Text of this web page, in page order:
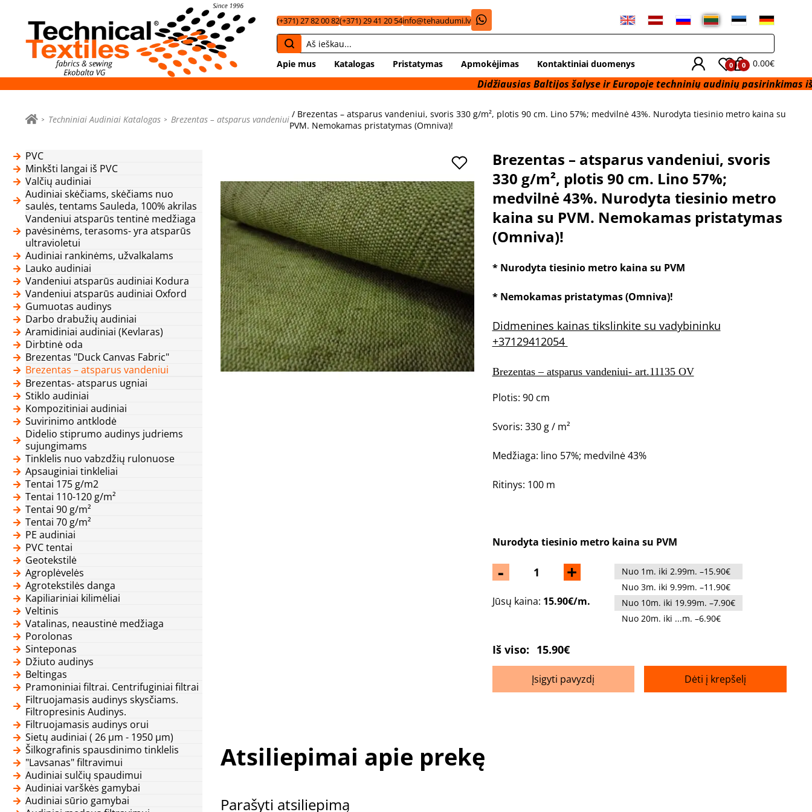
(+371) 27 82 00 82(+371) 29 41 20 54info@tehaudumi.lv
Apie mus Katalogas Pristatymas Apmokėjimas Kontaktiniai duomenys 0 0 0.00€
Didžiausias Baltijos šalyse ir Europoje techninių audinių pasirinkimas iš sandėlio
Techniniai Audiniai Katalogas Brezentas – atsparus vandeniui / Brezentas – atsparus vandeniui, svoris 330 g/m², plotis 90 cm. Lino 57%; medvilnė 43%. Nurodyta tiesinio metro kaina su
PVM. Nemokamas pristatymas (Omniva)!
PVC
Minkšti langai iš PVC
Valčių audiniai
Audiniai skėčiams, skėčiams nuo
saulės, tentams Sauleda, 100% akrilas
Vandeniui atsparūs tentinė medžiaga
pavėsinėms, terasoms- yra atsparūs
ultravioletui
Audiniai rankinėms, užvalkalams
Lauko audiniai
Vandeniui atsparūs audiniai Kodura
Vandeniui atsparūs audiniai Oxford
Gumuotas audinys
Darbo drabužių audiniai
Aramidiniai audiniai (Kevlaras)
Dirbtinė oda
Brezentas "Duck Canvas Fabric"
Brezentas – atsparus vandeniui
Brezentas- atsparus ugniai
Stiklo audiniai
Kompozitiniai audiniai
Suvirinimo antklodė
Didelio stiprumo audinys judriems
sujungimams
Tinklelis nuo vabzdžių rulonuose
Apsauginiai tinkleliai
Tentai 175 g/m2
Tentai 110-120 g/m²
Tentai 90 g/m²
Tentai 70 g/m²
PE audiniai
PVC tentai
Geotekstilė
Agroplėvelės
Agrotekstilės danga
Kapiliariniai kilimėliai
Veltinis
Vatalinas, neaustinė medžiaga
Porolonas
Sinteponas
Džiuto audinys
Beltingas
Pramoniniai filtrai. Centrifuginiai filtrai
Filtruojamasis audinys skysčiams.
Filtropresinis Audinys.
Filtruojamasis audinys orui
Sietų audiniai ( 26 μm - 1950 μm)
Šilkografinis spausdinimo tinklelis
"Lavsanas" filtravimui
Audiniai sulčių spaudimui
Audiniai varškės gamybai
Audiniai sūrio gamybai
Brezentas – atsparus vandeniui, svoris
330 g/m², plotis 90 cm. Lino 57%;
medvilnė 43%. Nurodyta tiesinio metro
kaina su PVM. Nemokamas pristatymas
(Omniva)!
* Nurodyta tiesinio metro kaina su PVM
* Nemokamas pristatymas (Omniva)!
Didmenines kainas tikslinkite su vadybininku
+37129412054
Brezentas – atsparus vandeniui- art.11135 OV
Plotis: 90 cm
Svoris: 330 g / m²
Medžiaga: lino 57%; medvilnė 43%
Ritinys: 100 m
Nurodyta tiesinio metro kaina su PVM
- +
Jūsų kaina: 15.90€/m.
Nuo 1m. iki 2.99m. –15.90€
Nuo 3m. iki 9.99m. –11.90€
Nuo 10m. iki 19.99m. –7.90€
Nuo 20m. iki ...m. –6.90€
Iš viso: 15.90€
Įsigyti pavyzdį Dėti į krepšelį
Atsiliepimai apie prekę
Parašyti atsiliepimą